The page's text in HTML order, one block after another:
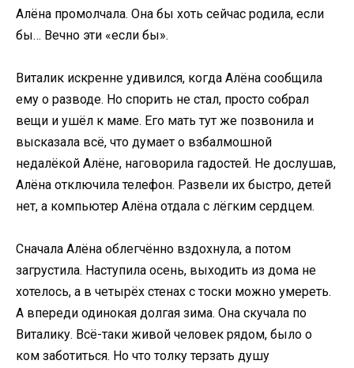
Алёна промолчала. Она бы хоть сейчас родила, если
бы… Вечно эти «если бы».
Виталик искренне удивился, когда Алёна сообщила
ему о разводе. Но спорить не стал, просто собрал
вещи и ушёл к маме. Его мать тут же позвонила и
высказала всё, что думает о взбалмошной
недалёкой Алёне, наговорила гадостей. Не дослушав,
Алёна отключила телефон. Развели их быстро, детей
нет, а компьютер Алёна отдала с лёгким сердцем.
Сначала Алёна облегчённо вздохнула, а потом
загрустила. Наступила осень, выходить из дома не
хотелось, а в четырёх стенах с тоски можно умереть.
А впереди одинокая долгая зима. Она скучала по
Виталику. Всё-таки живой человек рядом, было о
ком заботиться. Но что толку терзать душу